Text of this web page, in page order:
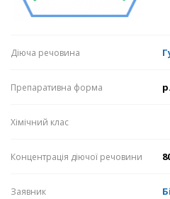
Діюча речовина
Препаративна форма р.
Хімічний клас
Концентрація діючої речовини
Заявник